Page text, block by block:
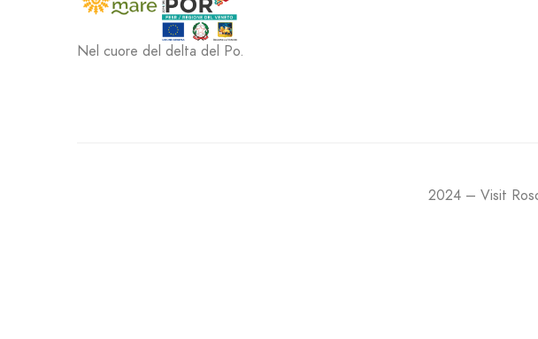
Nel cuore del delta del Po.
2024 – Visit